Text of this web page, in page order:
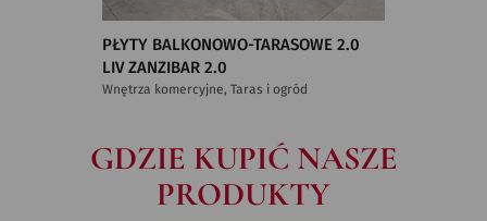
PŁYTY BALKONOWO-TARASOWE 2.0
LIV ZANZIBAR 2.0
Wnętrza komercyjne, Taras i ogród
GDZIE KUPIĆ NASZE
PRODUKTY